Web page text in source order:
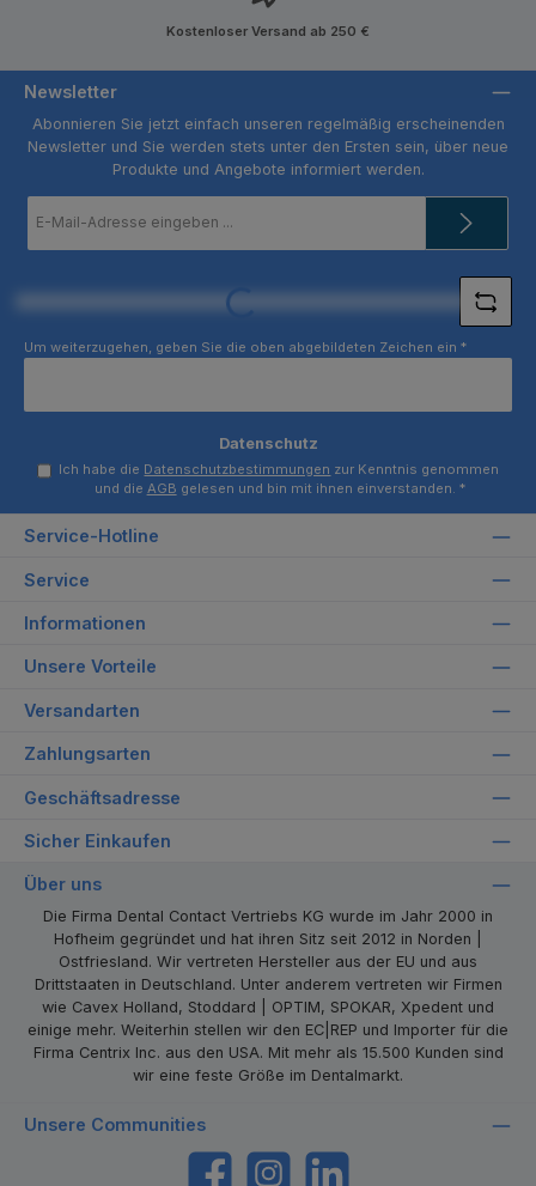
Kostenloser Versand ab 250 €
Newsletter
Abonnieren Sie jetzt einfach unseren regelmäßig erscheinenden
Newsletter und Sie werden stets unter den Ersten sein, über neue
Produkte und Angebote informiert werden.
Mail-
Loading...
Um weiterzugehen, geben Sie die oben abgebildeten Zeichen ein *
Datenschutz
Ich habe die Datenschutzbestimmungen zur Kenntnis genommen
und die AGB gelesen und bin mit ihnen einverstanden. *
Service-Hotline
Service
Informationen
Unsere Vorteile
Versandarten
Zahlungsarten
Geschäftsadresse
Sicher Einkaufen
Über uns
Die Firma Dental Contact Vertriebs KG wurde im Jahr 2000 in
Hofheim gegründet und hat ihren Sitz seit 2012 in Norden |
Ostfriesland. Wir vertreten Hersteller aus der EU und aus
Drittstaaten in Deutschland. Unter anderem vertreten wir Firmen
wie Cavex Holland, Stoddard | OPTIM, SPOKAR, Xpedent und
einige mehr. Weiterhin stellen wir den EC|REP und Importer für die
Firma Centrix Inc. aus den USA. Mit mehr als 15.500 Kunden sind
wir eine feste Größe im Dentalmarkt.
Unsere Communities